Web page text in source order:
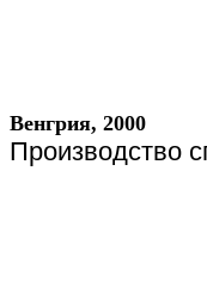
Венгрия, 2000
Производство